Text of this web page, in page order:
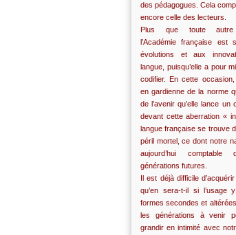
des pédagogues. Cela
encore celle des lecteurs.
Plus que toute autre
l’Académie française est
évolutions et aux
langue, puisqu’elle a pour
codifier. En cette occasion,
en gardienne de la norme
de l’avenir qu’elle lance un
devant cette aberration «
langue française se trouve
péril mortel, ce dont notre
aujourd’hui comptable
générations futures.
Il est déjà difficile
qu’en sera-t-il si l’usage
formes secondes et
les générations à venir
grandir en intimité avec